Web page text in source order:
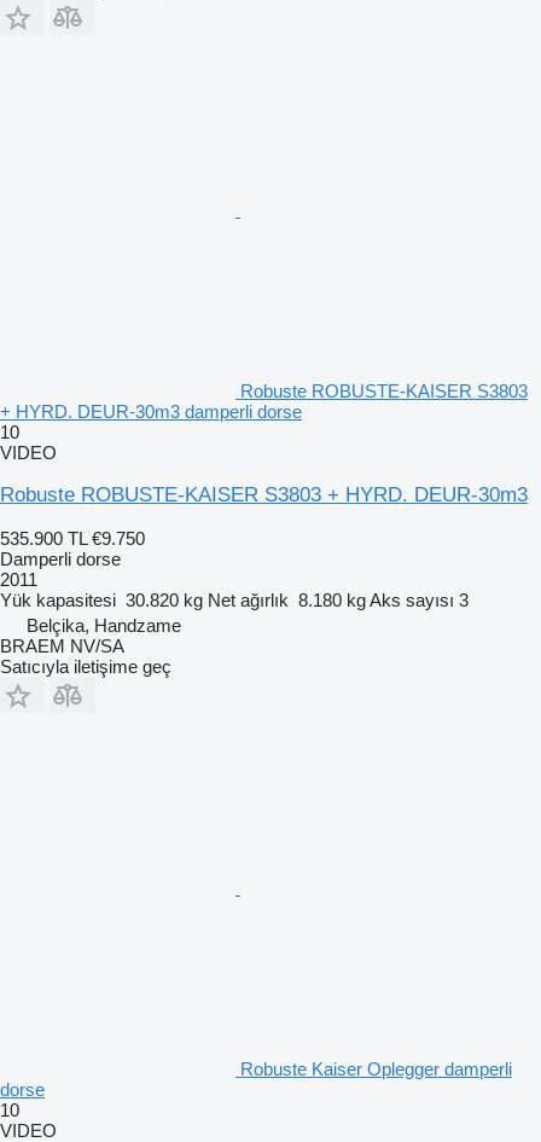
Robuste ROBUSTE-KAISER S3803
+ HYRD. DEUR-30m3 damperli dorse
10
VIDEO
Robuste ROBUSTE-KAISER S3803 + HYRD. DEUR-30m3
535.900 TL €9.750
Damperli dorse
2011
Yük kapasitesi 30.820 kg Net ağırlık 8.180 kgAks sayısı 3
Belçika, Handzame
BRAEM NV/SA
Satıcıyla iletişime geç
Robuste Kaiser Oplegger damperli
dorse
10
VIDEO